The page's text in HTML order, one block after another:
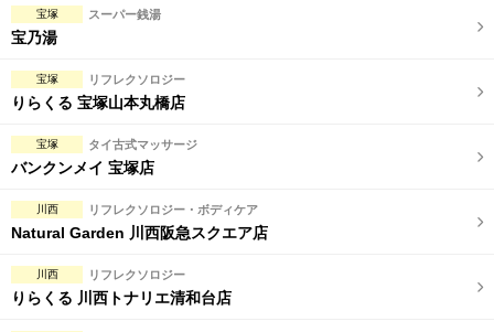
スタッフ指名可
こだわり条件を変更
宝塚 スーパー銭湯
宝乃湯
宝塚 リフレクソロジー
りらくる 宝塚山本丸橋店
宝塚 タイ古式マッサージ
バンクンメイ 宝塚店
川西 リフレクソロジー・ボディケア
Natural Garden 川西阪急スクエア店
川西 リフレクソロジー
りらくる 川西トナリエ清和台店